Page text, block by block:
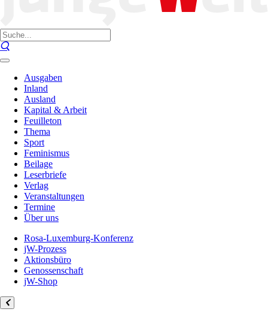
Ausgaben
Inland
Ausland
Kapital & Arbeit
Feuilleton
Thema
Sport
Feminismus
Beilage
Leserbriefe
Verlag
Veranstaltungen
Termine
Über uns
Rosa-Luxemburg-Konferenz
jW-Prozess
Aktionsbüro
Genossenschaft
jW-Shop